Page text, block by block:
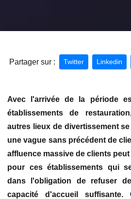
Partager sur : Twitter Linkedin
Avec l'arrivée de la période
établissements de
autres lieux de divertissement
une vague sans précédent de
affluence massive de clients
pour ces établissements qui
dans l'obligation de refuser
capacité d'accueil